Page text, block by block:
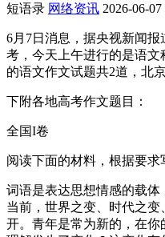
短语录 网络资讯 2026-06-
6月7日消息，据央视新闻
考，今天上午进行的是语文
的语文作文试题共2道，北
下附各地高考作文题目：
全国I卷
阅读下面的材料，根据要求
词语是表达思想情感的载体
当前，世界之变、时代之
开。青年是常为新的，在